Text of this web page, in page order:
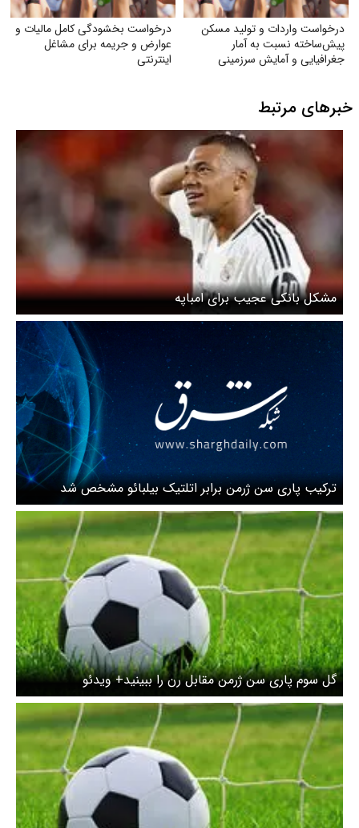
درخواست واردات و تولید مسکن
پیش‌ساخته نسبت به آمار
جغرافیایی و آمایش سرزمینی
درخواست بخشودگی کامل مالیات و
عوارض و جریمه برای مشاغل
اینترنتی
خبرهای مرتبط
مشکل بانکی عجیب برای امباپه
ترکیب پاری سن ژرمن برابر اتلتیک بیلبائو مشخص شد
گل سوم پاری سن ژرمن مقابل رن را ببینید+ ویدئو